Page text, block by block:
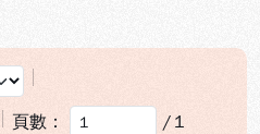
頁數： / 1